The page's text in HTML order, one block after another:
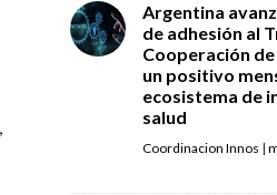
Argentina
de adhesión al
Cooperación
un positivo
ecosistema de
salud
Coordinacion Innos |